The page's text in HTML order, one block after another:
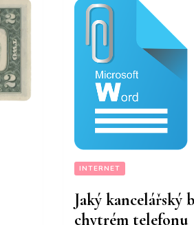
INTERNET
Jaký kancelářský
chytrém telefonu